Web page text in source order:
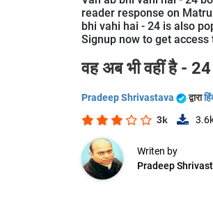
reader response on
bhi vahi hai - 24 is also
Signup now to get access
वह अब भी वहीं है - 24
Pradeep Shrivastava द्वारा
3k
Writen by
Pradeep